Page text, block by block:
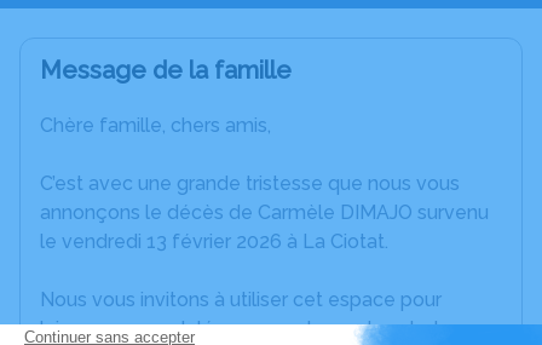
Message de la famille
Chère famille, chers amis,
C’est avec une grande tristesse que nous vous
annonçons le décès de Carmèle DIMAJO survenu
le vendredi 13 février 2026 à La Ciotat.
Nous vous invitons à utiliser cet espace pour
laisser vos condoléances, partager des photos